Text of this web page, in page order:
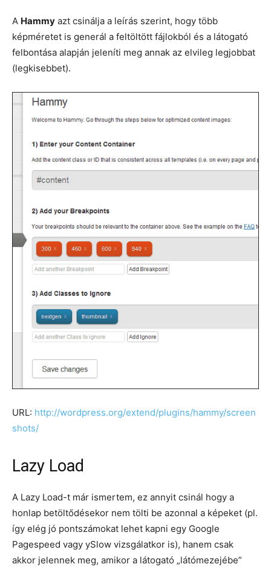
A Hammy azt csinálja a leírás szerint, hogy több
képméretet is generál a feltöltött fájlokból és a látogató
felbontása alapján jeleníti meg annak az elvileg legjobbat
(legkisebbet).
URL: http://wordpress.org/extend/plugins/hammy/screen
shots/
Lazy Load
A Lazy Load-t már ismertem, ez annyit csinál hogy a
honlap betöltődésekor nem tölti be azonnal a képeket (pl.
így elég jó pontszámokat lehet kapni egy Google
Pagespeed vagy ySlow vizsgálatkor is), hanem csak
akkor jelennek meg, amikor a látogató „látómezejébe”